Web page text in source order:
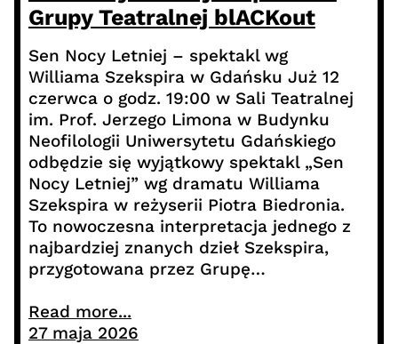
Grupy Teatralnej blACKout
Sen Nocy Letniej – spektakl wg
Williama Szekspira w Gdańsku Już 12
czerwca o godz. 19:00 w Sali Teatralnej
im. Prof. Jerzego Limona w Budynku
Neofilologii Uniwersytetu Gdańskiego
odbędzie się wyjątkowy spektakl „Sen
Nocy Letniej” wg dramatu Williama
Szekspira w reżyserii Piotra Biedronia.
To nowoczesna interpretacja jednego z
najbardziej znanych dzieł Szekspira,
przygotowana przez Grupę…
Read more...
27 maja 2026